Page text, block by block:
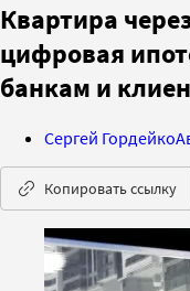
Квартира
цифровая
банкам и
Сергей Гордейко
Копировать ссылку